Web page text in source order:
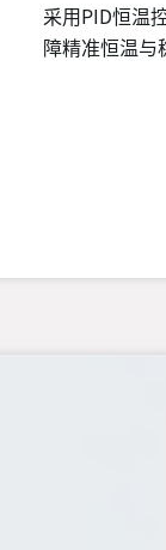
采用PID恒温
障精准恒温与